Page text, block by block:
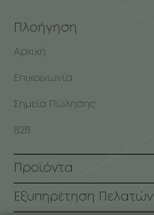
Πλοήγηση
Αρχική
Επικοινωνία
Σημεία Πώλησης
B2B
Προϊόντα
Σειρές
Εξυπηρέτηση Πελατών